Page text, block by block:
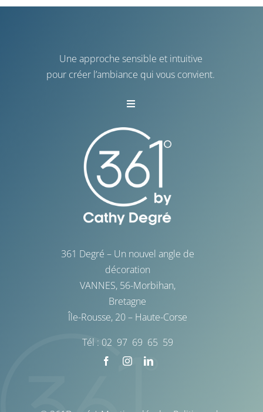
Une approche sensible et intuitive
pour créer l’ambiance qui vous convient.
Toggle
361 Degré – Un nouvel angle de
décoration
VANNES, 56-Morbihan,
Bretagne
Île-Rousse, 20 – Haute-Corse
Tél : 02 97 69 65 59